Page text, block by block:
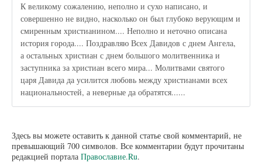
К великому сожалению, неполно и сухо написано, и
совершенно не видно, насколько он был глубоко верующим и
смиренным христианином.... Неполно и неточно описана
история города.... Поздравляю Всех Давидов с днем Ангела,
а остальных христиан с днем большого молитвенника и
заступника за христиан всего мира... Молитвами святого
царя Давида да усилится любовь между христианами всех
национальностей, а неверные да обратятся......
Здесь вы можете оставить к данной статье свой комментарий, не
превышающий 700 символов. Все комментарии будут прочитаны
редакцией портала Православие.Ru.